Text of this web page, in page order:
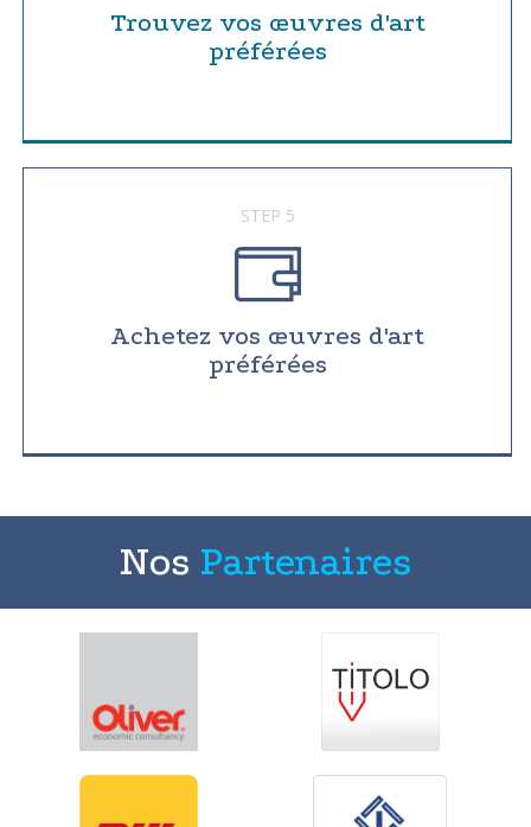
Trouvez vos œuvres d'art
préférées
STEP 5
Achetez vos œuvres d'art
préférées
Nos Partenaires